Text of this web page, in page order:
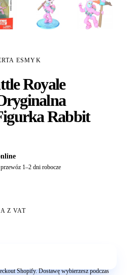
ESMYK
Royale
Rabbit
1–2 dni robocze
Z VAT
Shopify. Dostawę wybierzesz podczas